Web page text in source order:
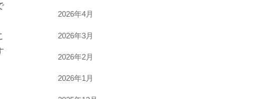
2026年4月
2026年3月
2026年2月
2026年1月